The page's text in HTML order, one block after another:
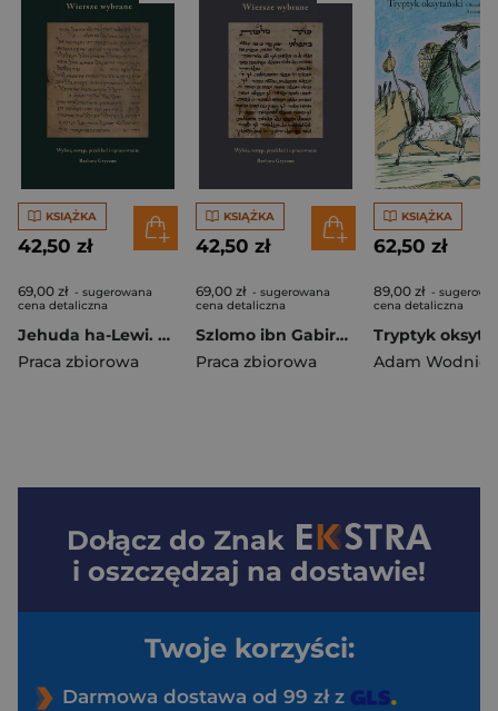
KSIĄŻKA
42,50 zł
69,00 zł - sugerowana
cena detaliczna
Jehuda ha-Lewi. Wiersze wybrane
Praca zbiorowa
KSIĄŻKA
42,50 zł
69,00 zł - sugerowana
cena detaliczna
Szlomo ibn Gabirol. Wiersze wybrane
Praca zbiorowa
KSIĄŻKA
62,50 zł
89,00 zł -
cena detaliczna
Tryptyk
Adam
Dołącz do Znak
i oszczędzaj na dostawie!
Twoje korzyści:
Darmowa dostawa od 99 zł z